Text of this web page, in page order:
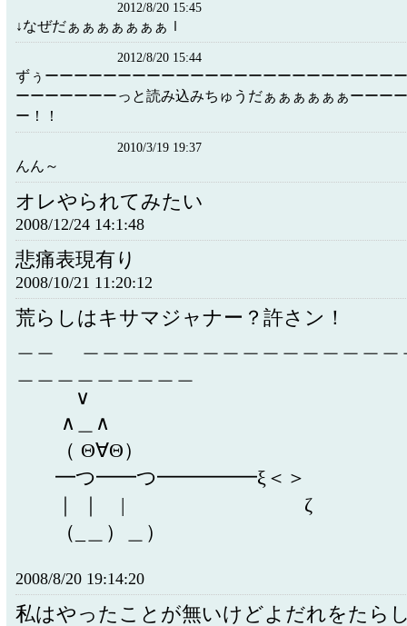
2012/8/20 15:45
↓なぜだぁぁぁぁぁぁぁｌ
2012/8/20 15:44
ずぅーーーーーーーーーーーーーーーーーーーーーーーー
ーーーーーーーっと読み込みちゅうだぁぁぁぁぁぁーーー
ー！！
2010/3/19 19:37
んん～
オレやられてみたい
2008/12/24 14:1:48
悲痛表現有り
2008/10/21 11:20:12
荒らしはキサマジャナー？許さン！
∨
∧＿∧
（ Θ∀Θ）
━つ━━つ━━━━━ξ＜＞
｜ ｜ | ζ
（_＿）＿）
2008/8/20 19:14:20
私はやったことが無いけどよだれをたら